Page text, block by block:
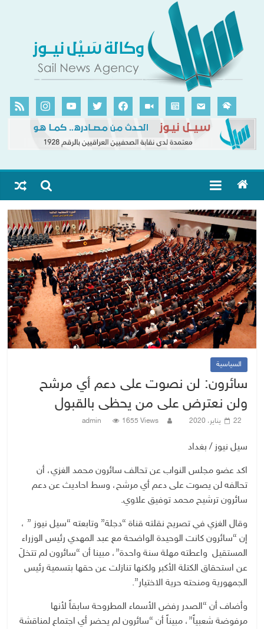
السياسية
سائرون: لن نصوت على دعم أي مرشح
ولن نعترض على من يحظى بالقبول
22 يناير، 2020 admin 1655 Views
سيل نيوز / بغداد
اكد عضو مجلس النواب عن تحالف سائرون محمد الغزي، أن
تحالفه لن يصوت على دعم أي مرشح، وسط احاديث عن دعم
سائرون ترشيح محمد توفيق علاوي.
وقال الغزي في تصريح نقلته قناة “دجلة” وتابعته “سيل نيوز ” ،
إن “سائرون كانت الوحيدة الواضحة مع عبد المهدي رئيس الوزراء
المستقيل واعطته مهلة سنة واحدة”، مبينا أن “سائرون لم تتخلَ
عن استحقاق الكتلة الأكبر ولكنها تنازلت عن حقها بتسمية رئيس
الجمهورية ومنحته حرية الاختيار”.
وأضاف أن “الصدر رفض الأسماء المطروحة سابقاً لأنها
مرفوضة شعبياً”، مبيناً أن “سائرون لم يحضر أي اجتماع لمناقشة